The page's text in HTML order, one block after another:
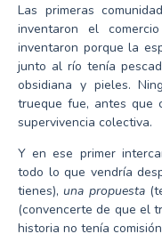
Las primeras
inventaron el
inventaron porque la
junto al río tenía
obsidiana y pieles.
trueque fue, antes que
supervivencia colectiva.
Y en ese primer
todo lo que vendría
tienes), una propuesta
(convencerte de que el
historia no tenía